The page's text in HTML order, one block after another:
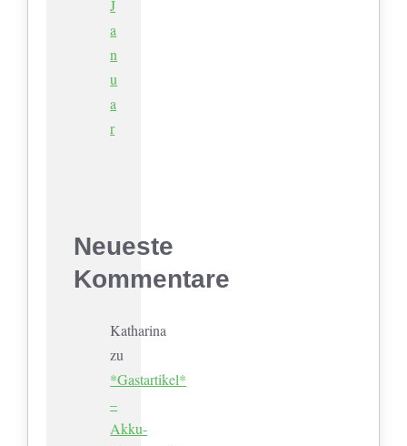
J
a
n
u
a
r
Neueste
Kommentare
Katharina
zu
*Gastartikel*
–
Akku-